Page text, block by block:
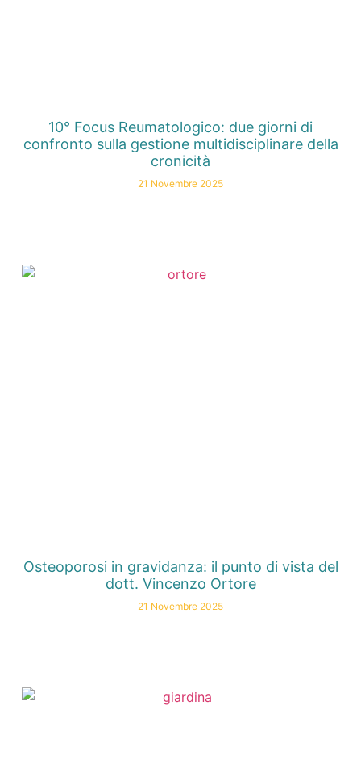
10° Focus Reumatologico: due giorni di
confronto sulla gestione multidisciplinare della
cronicità
21 Novembre 2025
Osteoporosi in gravidanza: il punto di vista del
dott. Vincenzo Ortore
21 Novembre 2025